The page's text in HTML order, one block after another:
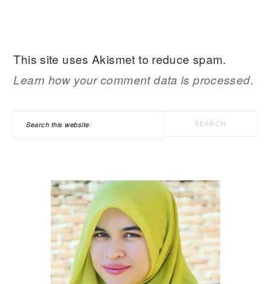
This site uses Akismet to reduce spam.
Learn how your comment data is processed.
Search